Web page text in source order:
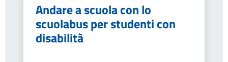
Andare a scuola con lo
scuolabus per studenti con
disabilità